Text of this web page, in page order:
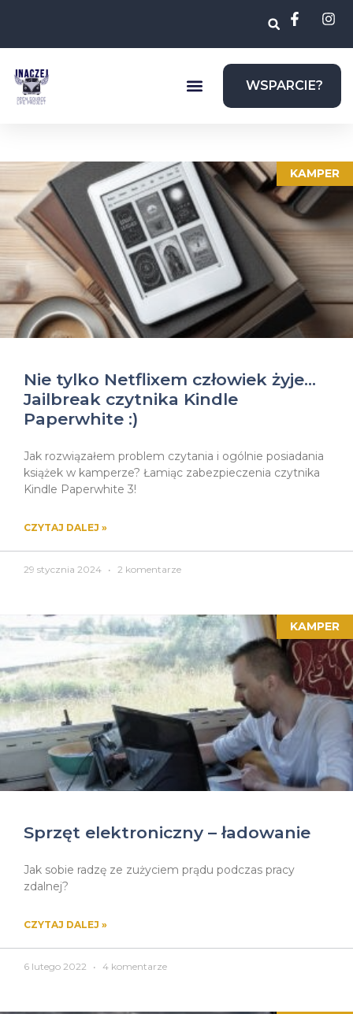
WSPARCIE?
KAMPER
Nie tylko Netflixem człowiek żyje…
Jailbreak czytnika Kindle
Paperwhite :)
Jak rozwiązałem problem czytania i ogólnie posiadania
książek w kamperze? Łamiąc zabezpieczenia czytnika
Kindle Paperwhite 3!
CZYTAJ DALEJ »
29 stycznia 2024 2 komentarze
KAMPER
Sprzęt elektroniczny – ładowanie
Jak sobie radzę ze zużyciem prądu podczas pracy
zdalnej?
CZYTAJ DALEJ »
6 lutego 2022 4 komentarze